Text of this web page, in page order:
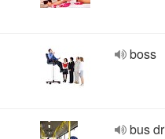
boss
bus